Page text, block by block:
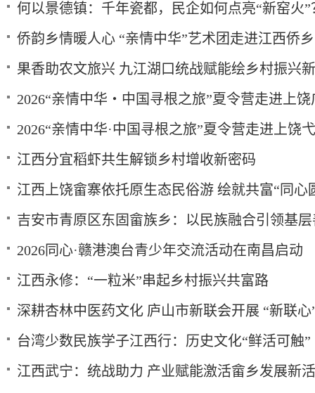
何以景德镇：千年瓷都，民企如何点亮“新窑火”
侨韵乡情暖人心 “亲情中华”艺术团走进江西侨
果香助农文旅兴 九江湖口统战赋能绘乡村振兴
2026“亲情中华・中国寻根之旅”夏令营走进上饶
2026“亲情中华·中国寻根之旅”夏令营走进上饶
江西分宜稻虾共生解锁乡村增收新密码
江西上饶畲寨依托原生态民俗游 绘就共富“同心
吉安市青原区东固畲族乡：以民族融合引领基
2026同心·赣港澳台青少年交流活动在南昌启动
江西永修：“一粒米”串起乡村振兴共富路
深耕杏林中医药文化 庐山市新联会开展 “新联心
台湾少数民族学子江西行：历史文化“鲜活可触”
江西武宁：统战助力 产业赋能激活畲乡发展新